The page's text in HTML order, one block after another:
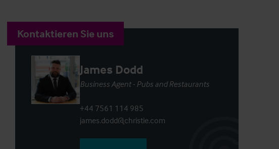
Kontaktieren Sie uns
James Dodd
Business Agent - Pubs and Restaurants
+44 7561 114 985
james.dodd@christie.com